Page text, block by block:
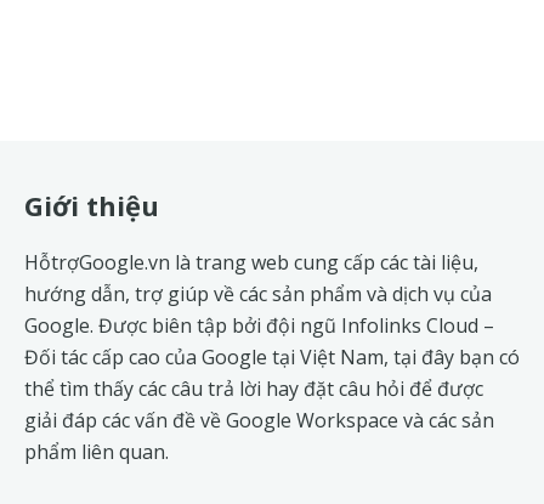
Footer
Giới thiệu
HỗtrợGoogle.vn là trang web cung cấp các tài liệu,
hướng dẫn, trợ giúp về các sản phẩm và dịch vụ của
Google. Được biên tập bởi đội ngũ Infolinks Cloud –
Đối tác cấp cao của Google tại Việt Nam, tại đây bạn có
thể tìm thấy các câu trả lời hay đặt câu hỏi để được
giải đáp các vấn đề vềGoogle Workspace và các sản
phẩm liên quan.